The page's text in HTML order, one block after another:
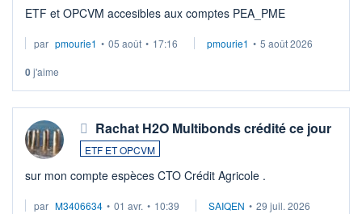
ETF et OPCVM accesibles aux comptes PEA_PME
par pmourie1 • 05 août • 17:16 pmourie1 • 5 août 2026
0j'aime
Rachat H2O Multibonds crédité ce jour
ETF ET OPCVM
sur mon compte espèces CTO Crédit Agricole .
par M3406634 • 01 avr. • 10:39 SAIQEN • 29 juil. 2026